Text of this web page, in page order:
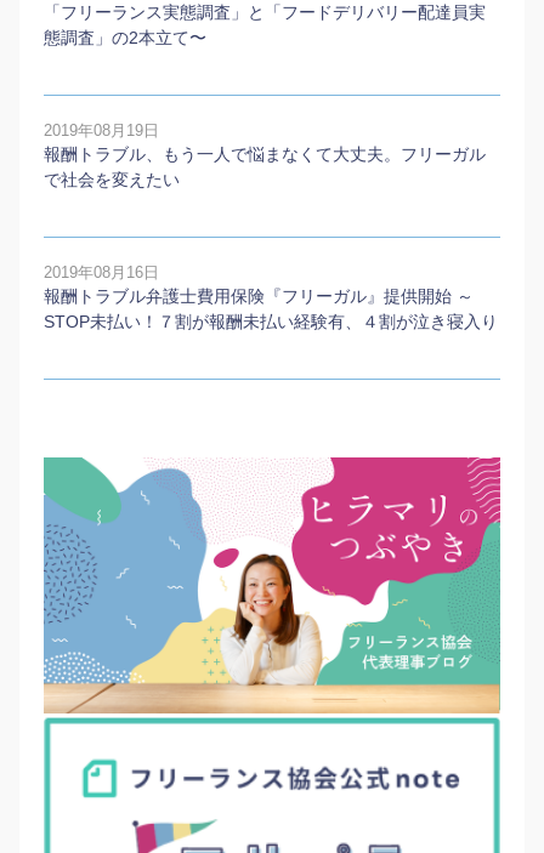
「フリーランス実態調査」と「フードデリバリー配達員実
態調査」の2本⽴て〜
2019年08月19日
報酬トラブル、もう一人で悩まなくて大丈夫。フリーガル
で社会を変えたい
2019年08月16日
報酬トラブル弁護士費用保険『フリーガル』提供開始 ～
STOP未払い！７割が報酬未払い経験有、４割が泣き寝入り